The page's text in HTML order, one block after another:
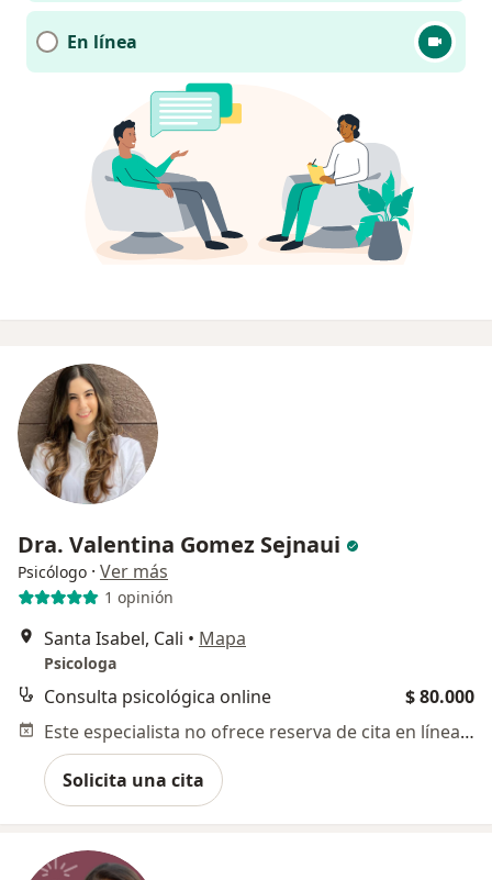
En línea
Dra. Valentina Gomez Sejnaui
Psicólogo · Ver más
1 opinión
Santa Isabel, Cali • Mapa
Psicologa
Consulta psicológica online
$ 80.000
Este especialista no ofrece reserva de cita en línea en esta dirección.
Solicita una cita